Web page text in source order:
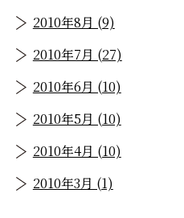
2010年8月 (9)
2010年7月 (27)
2010年6月 (10)
2010年5月 (10)
2010年4月 (10)
2010年3月 (1)